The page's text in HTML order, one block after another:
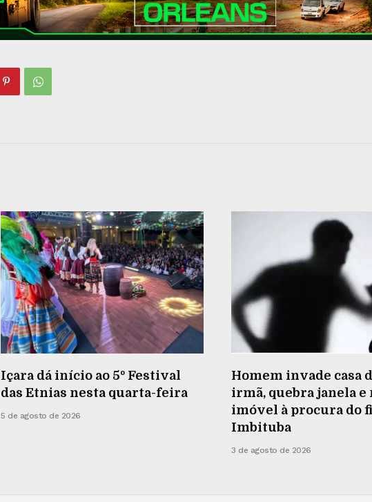
Içara dá início ao 5º Festival
das Etnias nesta quarta-feira
5 de agosto de 2026
Homem invade casa
irmã, quebra janela
imóvel à procura do
Imbituba
3 de agosto de 2026